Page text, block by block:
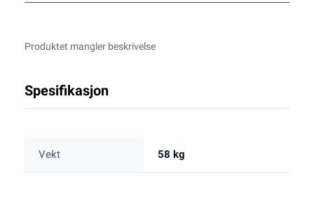
Produktet mangler beskrivelse
Spesifikasjon
Vekt 58 kg